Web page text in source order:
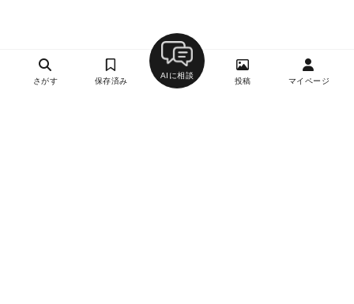
さがす 保存済み
AIに相談
投稿 マイページ